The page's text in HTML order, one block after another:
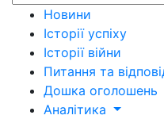
Новини
Історії успіху
Історії війни
Питання та
Дошка оголошень
Аналітика